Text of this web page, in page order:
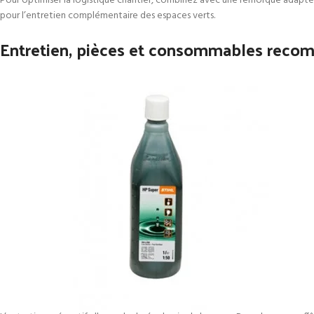
pour l’entretien complémentaire des espaces verts.
Entretien, pièces et consommables